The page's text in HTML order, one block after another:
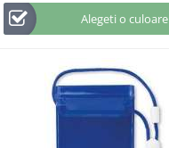
Alegeti o culoare